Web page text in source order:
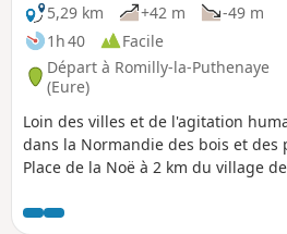
5,29 km
+42 m
-49 m
1h 40
Facile
Départ à Romilly-la-Puthenaye
(Eure)
Loin des villes et de l'agitation
dans la Normandie des bois et des
Place de la Noë à 2 km du village
balade très agréable menant